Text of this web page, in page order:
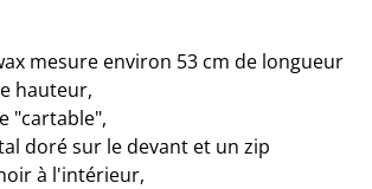
mesure environ 53 cm de longueur
hauteur,
"cartable",
doré sur le devant et un zip
à l'intérieur,